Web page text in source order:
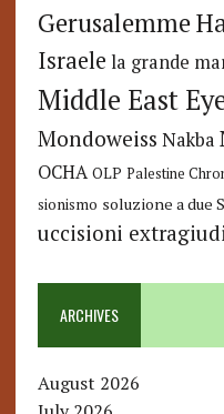
Gerusalemme
Israele la grande
Middle East
Mondoweiss Nakba
OCHA OLP Palestine
sionismo soluzione a due
uccisioni
ARCHIVES
August 2026